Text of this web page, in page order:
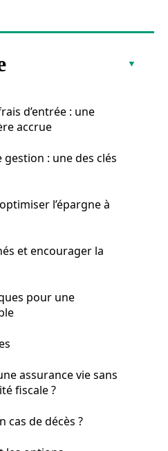
d’entrée : une
accrue
gestion : une des clés
l’épargne à
et encourager la
pour une
assurance vie sans
fiscale ?
cas de décès ?